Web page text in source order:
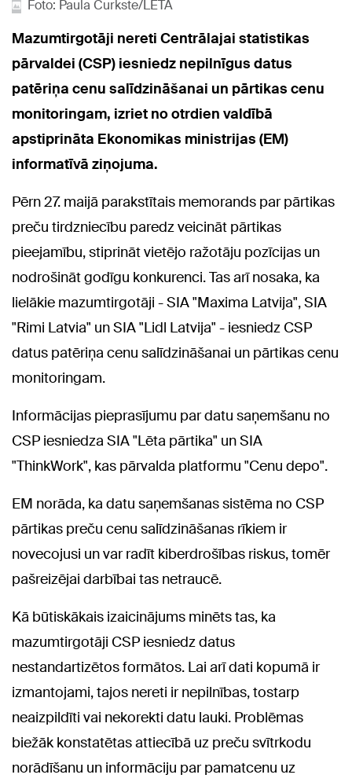
Foto: Paula Čurkste/LETA
Mazumtirgotāji nereti Centrālajai statistikas
pārvaldei (CSP) iesniedz nepilnīgus datus
patēriņa cenu salīdzināšanai un pārtikas cenu
monitoringam, izriet no otrdien valdībā
apstiprināta Ekonomikas ministrijas (EM)
informatīvā ziņojuma.
Pērn 27. maijā parakstītais memorands par pārtikas
preču tirdzniecību paredz veicināt pārtikas
pieejamību, stiprināt vietējo ražotāju pozīcijas un
nodrošināt godīgu konkurenci. Tas arī nosaka, ka
lielākie mazumtirgotāji - SIA "Maxima Latvija", SIA
"Rimi Latvia" un SIA "Lidl Latvija" - iesniedz CSP
datus patēriņa cenu salīdzināšanai un pārtikas cenu
monitoringam.
Informācijas pieprasījumu par datu saņemšanu no
CSP iesniedza SIA "Lēta pārtika" un SIA
"ThinkWork", kas pārvalda platformu "Cenu depo".
EM norāda, ka datu saņemšanas sistēma no CSP
pārtikas preču cenu salīdzināšanas rīkiem ir
novecojusi un var radīt kiberdrošības riskus, tomēr
pašreizējai darbībai tas netraucē.
Kā būtiskākais izaicinājums minēts tas, ka
mazumtirgotāji CSP iesniedz datus
nestandartizētos formātos. Lai arī dati kopumā ir
izmantojami, tajos nereti ir nepilnības, tostarp
neaizpildīti vai nekorekti datu lauki. Problēmas
biežāk konstatētas attiecībā uz preču svītrkodu
norādīšanu un informāciju par pamatcenu uz